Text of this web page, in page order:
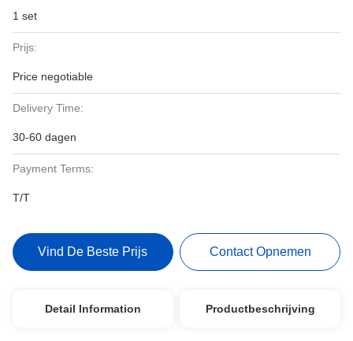
1 set
Prijs:
Price negotiable
Delivery Time:
30-60 dagen
Payment Terms:
T/T
Vind De Beste Prijs Contact Opnemen
Detail Information Productbeschrijving